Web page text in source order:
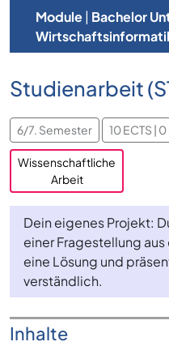
Module| Bachelor
Studienarbeit
6/7. Semester 10 ECTS |
Wissenschaftliche
Arbeit
Dein eigenes Projekt:
einer Fragestellung
eine Lösung und
verständlich.
Inhalte